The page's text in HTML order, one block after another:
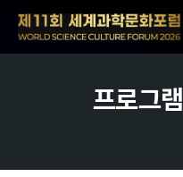
프로그램